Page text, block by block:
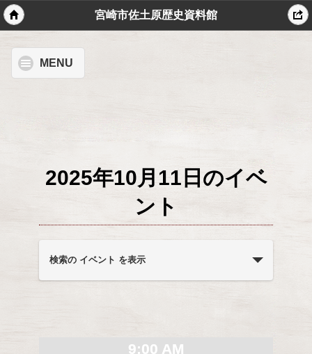
宮崎市佐土原歴史資料館
MENU
2025年10月11日のイベ
ント
イ
ベ
ン
検索の イベント を表示
9:00 AM